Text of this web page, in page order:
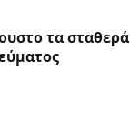
τα σταθερά